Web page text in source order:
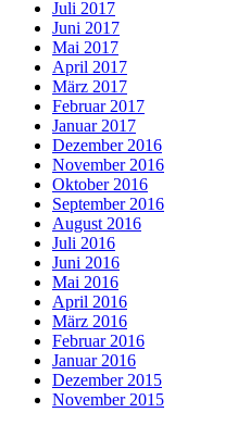
Juli 2017
Juni 2017
Mai 2017
April 2017
März 2017
Februar 2017
Januar 2017
Dezember 2016
November 2016
Oktober 2016
September 2016
August 2016
Juli 2016
Juni 2016
Mai 2016
April 2016
März 2016
Februar 2016
Januar 2016
Dezember 2015
November 2015